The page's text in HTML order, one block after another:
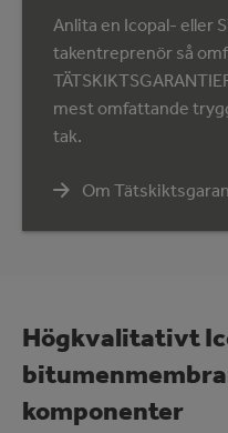
Anlita en Icopal- eller
takentreprenör så
mest omfattande
tak.
Om
Högkvalitativt
komponenter